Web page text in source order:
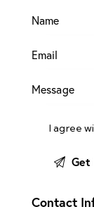
I agree
Contact